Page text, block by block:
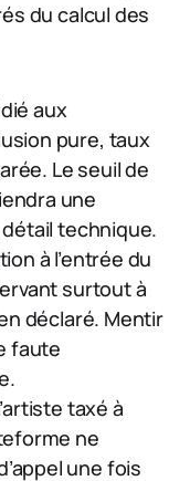
du calcul des
aux
pure, taux
Le seuil de
une
technique.
à l’entrée du
surtout à
déclaré. Mentir
faute
taxé à
ne
une fois